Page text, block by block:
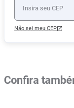
Não sei meu CEP
Confira